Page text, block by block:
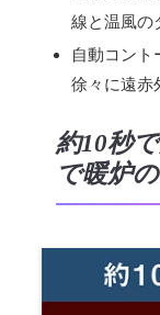
線と温風の
自動コント
徐々に遠赤
約10秒
で暖炉